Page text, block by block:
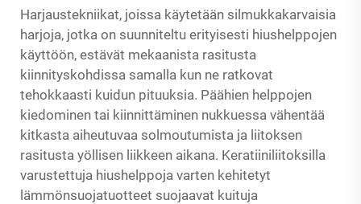
Harjaustekniikat, joissa käytetään silmukkakarvaisia
harjoja, jotka on suunniteltu erityisesti hiushelppojen
käyttöön, estävät mekaanista rasitusta
kiinnityskohdissa samalla kun ne ratkovat
tehokkaasti kuidun pituuksia. Päähien helppojen
kiedominen tai kiinnittäminen nukkuessa vähentää
kitkasta aiheutuvaa solmoutumista ja liitoksen
rasitusta yöllisen liikkeen aikana. Keratiiniliitoksilla
varustettuja hiushelppoja varten kehitetyt
lämmönsuojatuotteet suojaavat kuituja